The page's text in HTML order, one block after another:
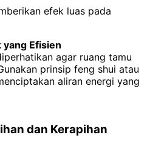
efek luas pada
yang Efisien
agar ruang tamu
prinsip feng shui atau
aliran energi yang
dan Kerapihan